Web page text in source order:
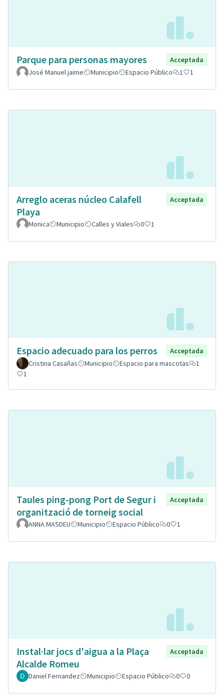
Parque para personas mayores
Acceptada
José Manuel jaime
Municipio Espacio Público 1 1
Arreglo aceras núcleo Calafell
Playa
Acceptada
Monica Municipio Calles y Viales 0 1
Espacio adecuado para los perros
Acceptada
Cristina Casañas
Municipio Espacio para mascotas
1
1
Taules ping-pong Port de Segur i
organització de torneig social
Acceptada
ANNA MASDEU Municipio Espacio Público 0 1
Instal·lar jocs d'aigua a la Plaça
Alcalde Romeu
Acceptada
Daniel Fernandez Municipio Espacio Público 0 0